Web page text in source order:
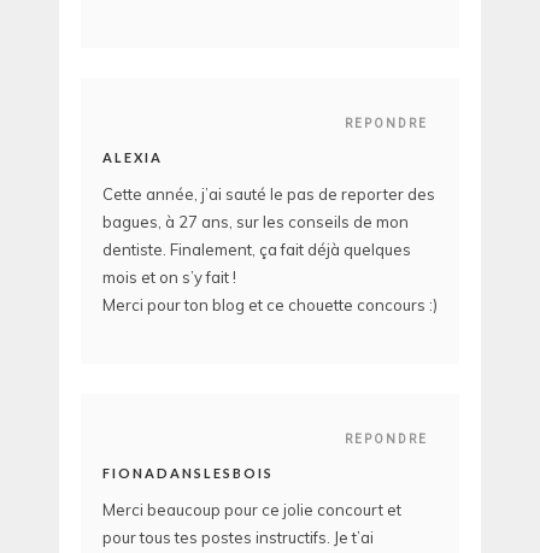
REPONDRE
ALEXIA
Cette année, j’ai sauté le pas de reporter des
bagues, à 27 ans, sur les conseils de mon
dentiste. Finalement, ça fait déjà quelques
mois et on s’y fait !
Merci pour ton blog et ce chouette concours :)
REPONDRE
FIONADANSLESBOIS
Merci beaucoup pour ce jolie concourt et
pour tous tes postes instructifs. Je t’ai